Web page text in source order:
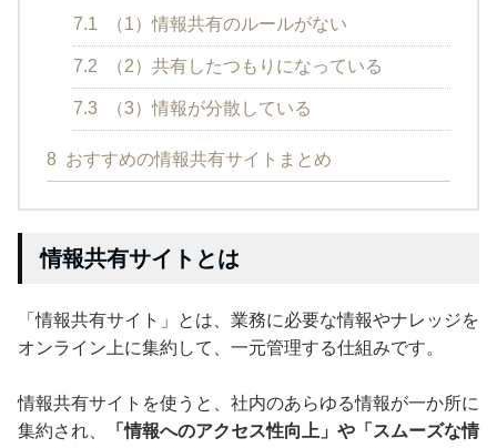
7.1 （1）情報共有のルールがない
7.2 （2）共有したつもりになっている
7.3 （3）情報が分散している
8 おすすめの情報共有サイトまとめ
情報共有サイトとは
「情報共有サイト」とは、業務に必要な情報やナレッジを
オンライン上に集約して、一元管理する仕組みです。
情報共有サイトを使うと、社内のあらゆる情報が一か所に
集約され、
「情報へのアクセス性向上」や「スムーズな情